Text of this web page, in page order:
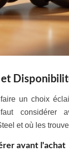
un choix
considérer
et où les
avant l'achat